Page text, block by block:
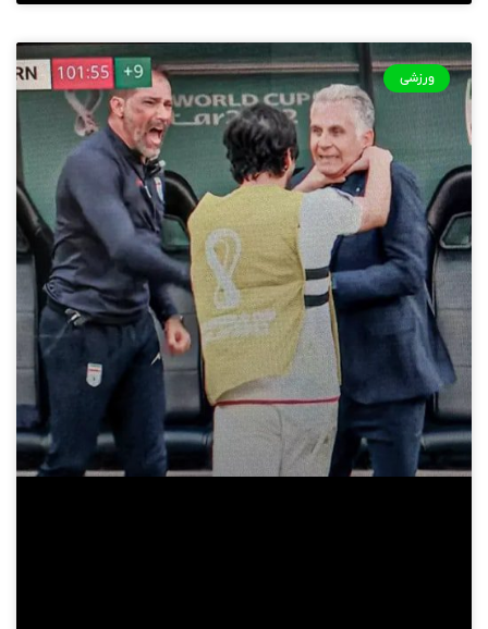
ورزشی